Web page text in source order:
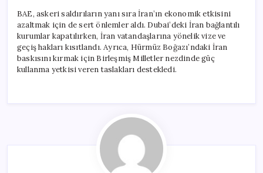
BAE, askeri saldırıların yanı sıra İran’ın ekonomik etkisini
azaltmak için de sert önlemler aldı. Dubai’deki İran bağlantılı
kurumlar kapatılırken, İran vatandaşlarına yönelik vize ve
geçiş hakları kısıtlandı. Ayrıca, Hürmüz Boğazı’ndaki İran
baskısını kırmak için Birleşmiş Milletler nezdinde güç
kullanma yetkisi veren taslakları destekledi.